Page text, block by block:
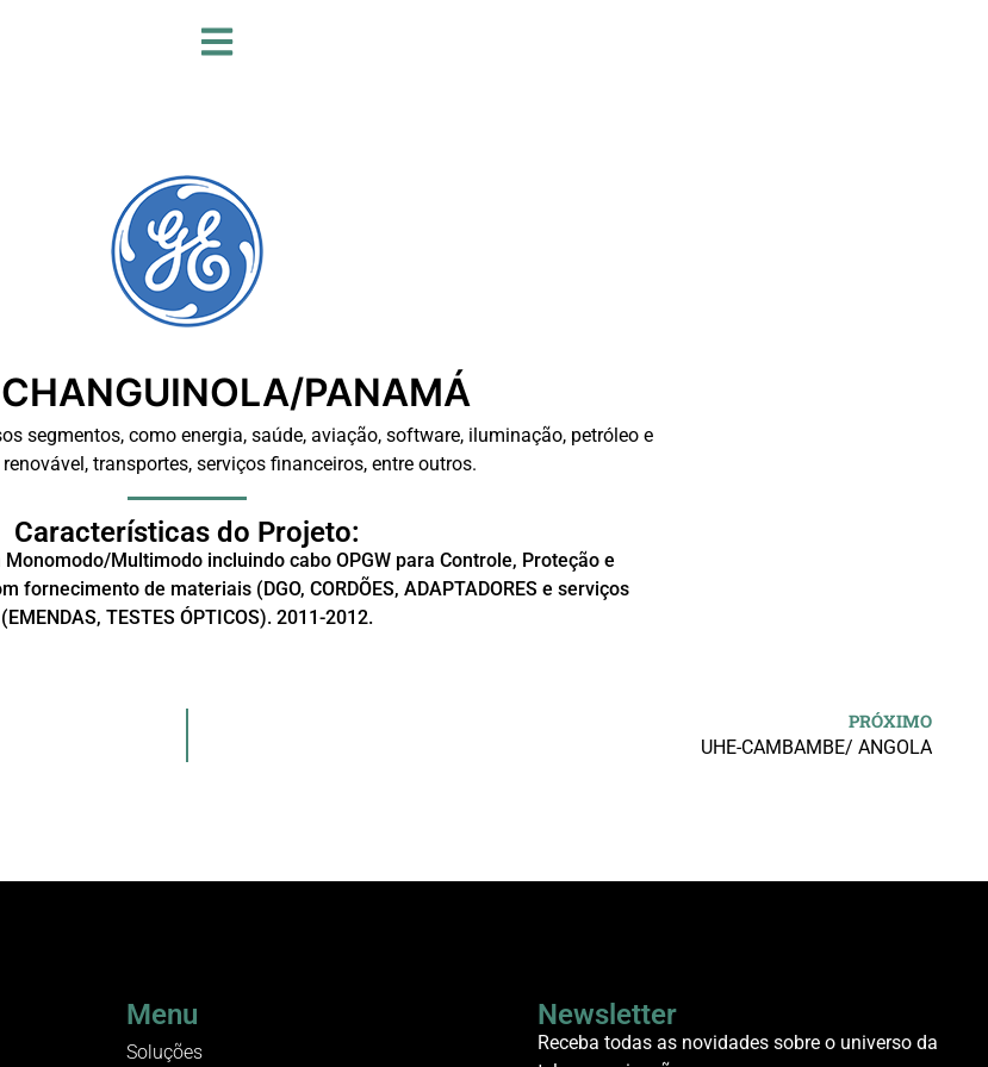
PANAMÁ
segmentos, como energia, saúde, aviação, software, iluminação, petróleo e
transportes, serviços financeiros, entre outros.
Características do Projeto:
Multimodo incluindo cabo OPGW para Controle, Proteção e
fornecimento de materiais (DGO, CORDÕES, ADAPTADORES e serviços
(EMENDAS, TESTES ÓPTICOS). 2011-2012.
PRÓXIMO
UHE-CAMBAMBE/ ANGOLA
Menu
Soluções
Newsletter
Receba todas as novidades sobre o universo da